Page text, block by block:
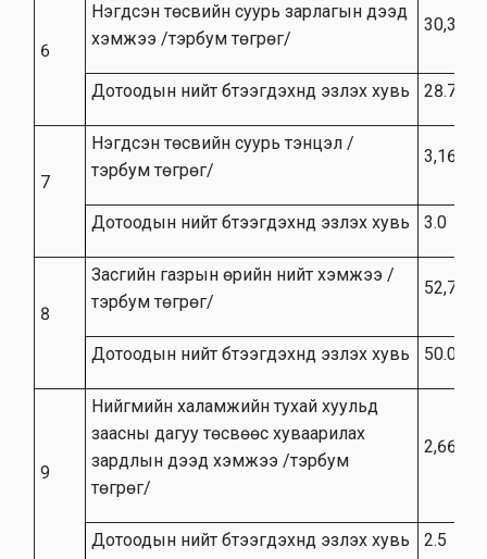
6
Нэгдсэн төсвийн суурь зарлагын дээд
хэмжээ /тэрбум төгрөг/
Дотоодын нийт бүтээгдэхүүнд эзлэх хувь 28.7
7
Нэгдсэн төсвийн суурь тэнцэл /
тэрбум төгрөг/
3,165.0
Дотоодын нийт бүтээгдэхүүнд эзлэх хувь 3.0
8
Засгийн газрын өрийн нийт хэмжээ /
тэрбум төгрөг/
Дотоодын нийт бүтээгдэхүүнд эзлэх хувь 50.0
9
Нийгмийн халамжийн тухай хуульд
заасны дагуу төсвөөс хуваарилах
зардлын дээд хэмжээ /тэрбум
төгрөг/
2,664.3
Дотоодын нийт бүтээгдэхүүнд эзлэх хувь 2.5